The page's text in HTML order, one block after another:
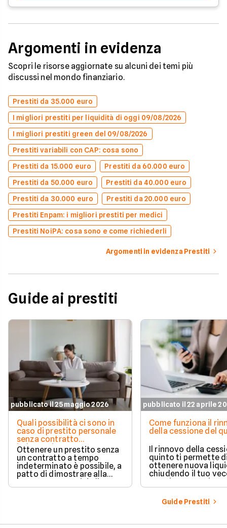
Argomenti in evidenza
Scopri le risorse aggiornate su alcuni dei temi più
discussi nel mondo finanziario.
Prestiti da 35.000 euro
I migliori prestiti per liquidità di oggi 09/08/2026
I migliori prestiti green del 09/08/2026
Prestiti variabili con CAP: cosa sono
Prestiti da 15.000 euro
Prestiti da 60.000 euro
Prestiti da 50.000 euro
Prestiti da 40.000 euro
Prestiti da 30.000 euro
Prestiti da 20.000 euro
Prestiti Enpam: i migliori prestiti per medici
Prestiti NoiPA: cosa sono e come richiederli
Argomenti in evidenza Prestiti
Guide ai prestiti
pubblicato il 25 maggio 2026
Quali possibilità ci sono in
caso di prestito personale
senza contratto
indeterminato
Ottenere un prestito senza
un contratto a tempo
indeterminato è possibile, a
patto di dimostrare alla
banca una capacità di
rimborso solida e costante.
quali strategie puoi
pubblicato il 22 aprile
Come funziona il
della cessione del
Il rinnovo della
quinto ti permette
ottenere nuova
chiudendo il tuo
prestito per aprirne
vantaggioso.
Guide Prestiti